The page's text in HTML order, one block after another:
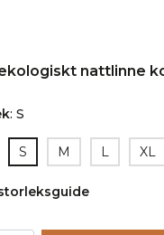
: S
S M L XL